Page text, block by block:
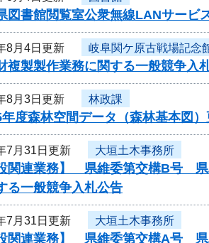
図書館閲覧室公衆無線LANサービ
8月4日更新 岐阜関ケ原古戦場記念
複製製作業務に関する一般競争入
8月3日更新 林政課
度森林空間データ（森林基本図
7月31日更新 大垣土木事務所
設関連業務】 県維委第交構B号
る一般競争入札公告
7月31日更新 大垣土木事務所
設関連業務】 県維委第交構A号